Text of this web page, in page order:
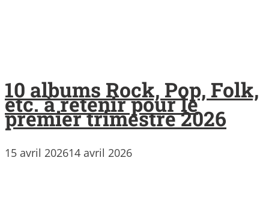
10 albums Rock, Pop, Folk,
etc. à retenir pour le
premier trimestre 2026
15 avril 202614 avril 2026